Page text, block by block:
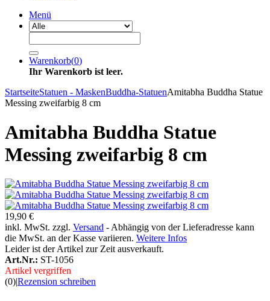
Menü
Warenkorb(0)
Ihr Warenkorb ist leer.
StartseiteStatuen - MaskenBuddha-StatuenAmitabha Buddha Statue
Messing zweifarbig 8 cm
Amitabha Buddha Statue
Messing zweifarbig 8 cm
19,90 €
inkl. MwSt. zzgl. Versand - Abhängig von der Lieferadresse kann
die MwSt. an der Kasse variieren. Weitere Infos
Leider ist der Artikel zur Zeit ausverkauft.
Art.Nr.: ST-1056
Artikel vergriffen
(0)|Rezension schreiben